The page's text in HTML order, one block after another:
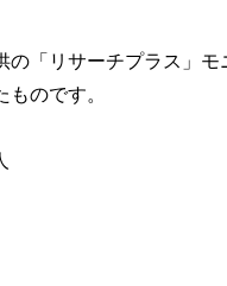
「リサーチプラス」
のです。